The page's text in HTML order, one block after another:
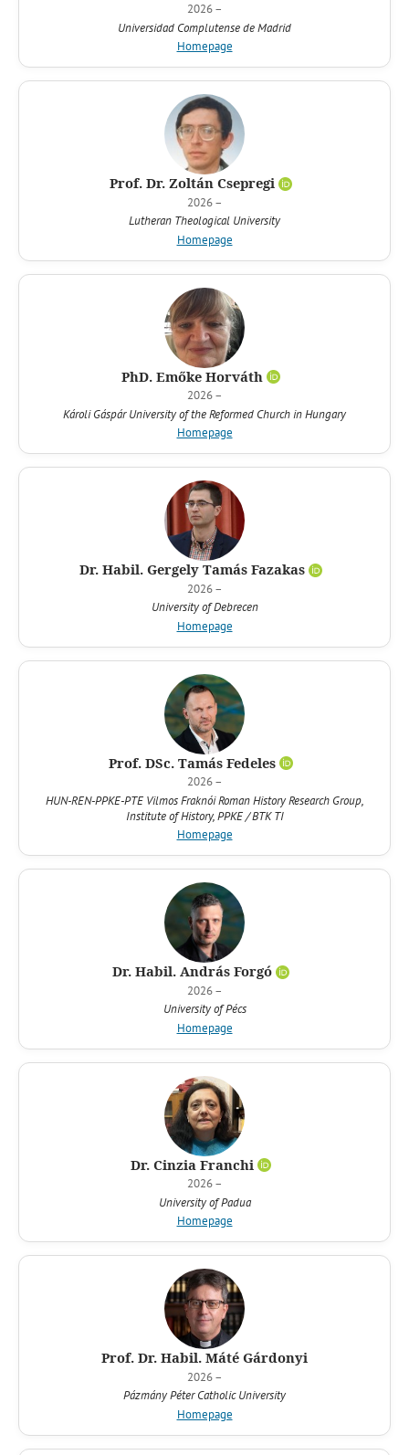
2026 –
Universidad Complutense de Madrid
Homepage
Prof. Dr. Zoltán Csepregi
2026 –
Lutheran Theological University
Homepage
PhD. Emőke Horváth
2026 –
Károli Gáspár University of the Reformed Church in Hungary
Homepage
Dr. Habil. Gergely Tamás Fazakas
2026 –
University of Debrecen
Homepage
Prof. DSc. Tamás Fedeles
2026 –
HUN-REN-PPKE-PTE Vilmos Fraknói Roman History Research Group,
Institute of History, PPKE / BTK TI
Homepage
Dr. Habil. András Forgó
2026 –
University of Pécs
Homepage
Dr. Cinzia Franchi
2026 –
University of Padua
Homepage
Prof. Dr. Habil. Máté Gárdonyi
2026 –
Pázmány Péter Catholic University
Homepage